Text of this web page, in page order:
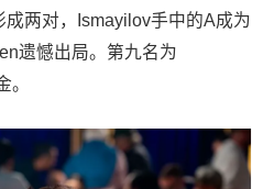
成两对，Ismayilov手中的A成为
遗憾出局。第九名为
。